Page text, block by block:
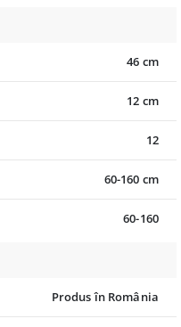
46 cm
12 cm
12
60-160 cm
60-160
Produs în România